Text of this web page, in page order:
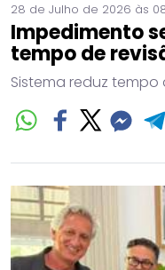
28 de Julho de 2026 às
Impedimento
tempo de
Sistema reduz